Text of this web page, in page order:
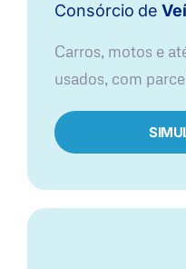
Consórcio de
Carros, motos e
usados, com